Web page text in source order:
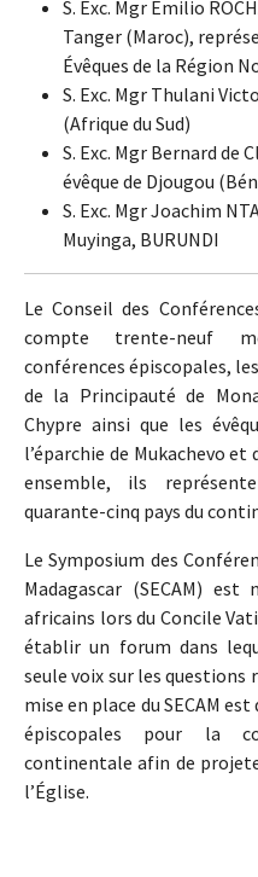
S. Exc. Mgr Emilio
Tanger (Maroc),
Évêques de la Région
S. Exc. Mgr Thulani
(Afrique du Sud)
S. Exc. Mgr Bernard de
évêque de Djougou
S. Exc. Mgr Joachim
Muyinga, BURUNDI
Le Conseil des
compte trente-neuf
conférences épiscopales,
de la Principauté de
Chypre ainsi que les
l’éparchie de Mukachevo
ensemble, ils
quarante-cinq pays du
Le Symposium des
Madagascar (SECAM)
africains lors du Concile
établir un forum dans
seule voix sur les questions
mise en place du SECAM
épiscopales pour la
continentale afin de
l’Église.